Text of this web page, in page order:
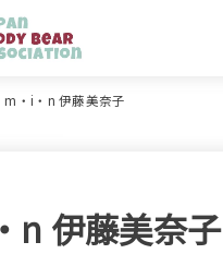
m・i・n 伊藤美奈子
n 伊藤美奈子